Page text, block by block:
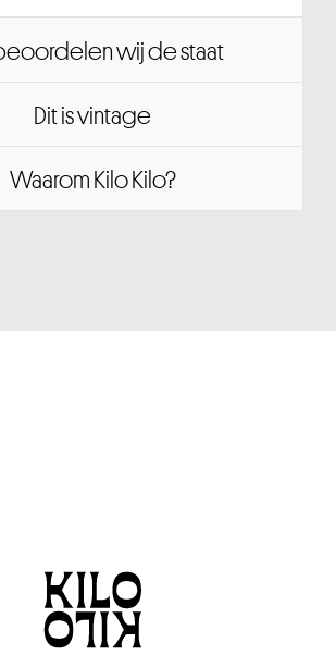
wij de staat
Dit is vintage
Waarom Kilo Kilo?